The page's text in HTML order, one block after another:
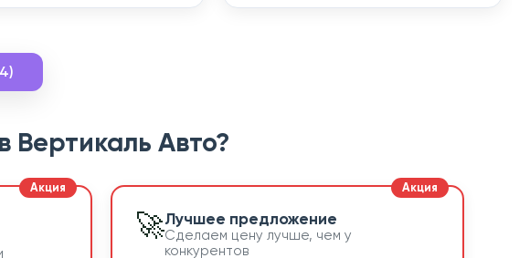
Авто?
🚀Лучшее предложение
Сделаем цену лучше, чем у
конкурентов